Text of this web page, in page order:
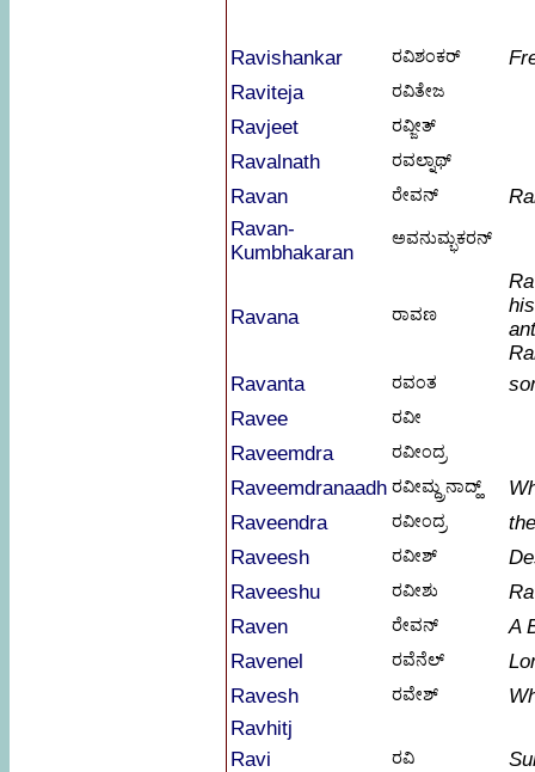
Ravishankar ರವಿಶಂಕರ್
Raviteja
ರವಿತೇಜ
Ravjeet ರವ್ಜೀತ್
Ravalnath ರವಲ್ನಾಥ್
Ravan ರೇವನ್
Ravan-
Kumbhakaran
ಅವನುಮ್ಭಕರನ್
Ravana ರಾವಣ
Ravanta
ರವಂತ
Ravee
ರವೀ
Raveemdra ರವೀಂದ್ರ
Raveemdranaadh ರವೀಮ್ದ್ರನಾದ್ಹ್
Raveendra
ರವೀಂದ್ರ
Raveesh
ರವೀಶ್
Raveeshu
ರವೀಶು
Raven
ರೇವನ್
A
Ravenel
ರವೆನೆಲ್
Ravesh
ರವೇಶ್
Ravhitj
Ravi
ರವಿ